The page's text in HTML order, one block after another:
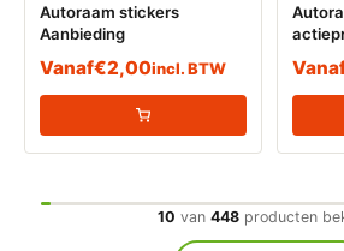
Autoraam stickers
Aanbieding
Vanaf€2,00incl. BTW
10 van 448producten